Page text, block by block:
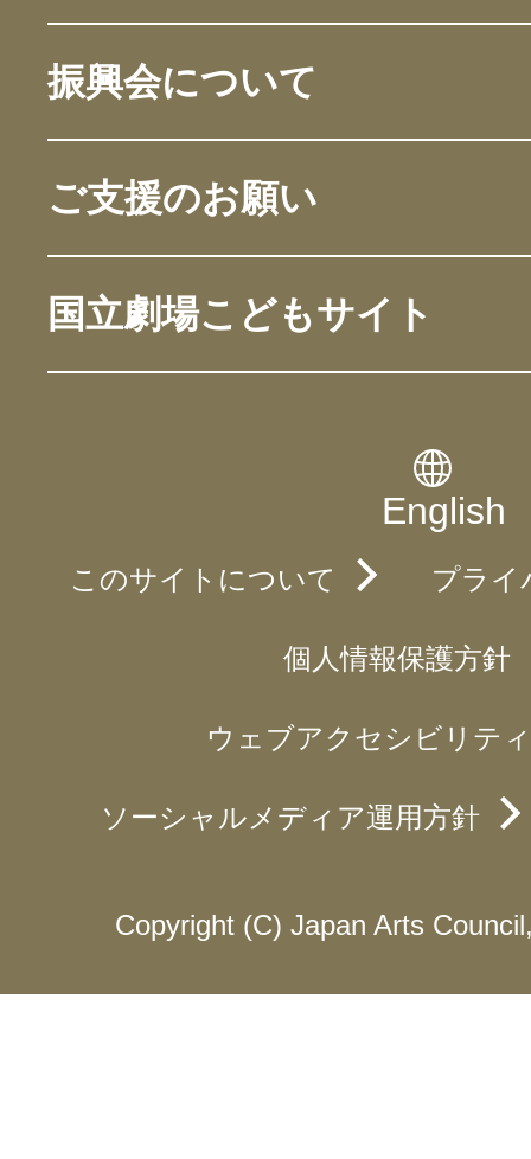
振興会について
ご支援のお願い
国立劇場こどもサイト
English
このサイトについて プライ
個人情報保護方針
ウェブアクセシビリテ
ソーシャルメディア運用方針
Copyright (C) Japan Arts